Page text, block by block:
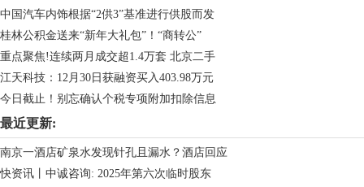
中国汽车内饰根据“2供3”基准进行供股而发
桂林公积金送来“新年大礼包”！“商转公”
重点聚焦!连续两月成交超1.4万套 北京二手
江天科技：12月30日获融资买入403.98万元
今日截止！别忘确认个税专项附加扣除信息
最近更新:
南京一酒店矿泉水发现针孔且漏水？酒店回应
快资讯丨中诚咨询: 2025年第六次临时股东